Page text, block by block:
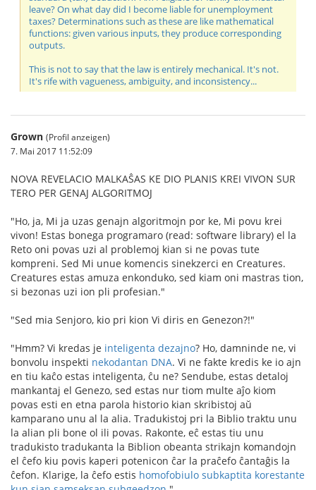
leave? On what day did I become liable for unemployment
taxes? Determinations such as these are like mathematical
functions: given various inputs, they produce corresponding
outputs.
This is not to say that the law is entirely mechanical. It's not.
It's rife with vagueness, ambiguity, and inconsistency...
Grown (Profil anzeigen)
7. Mai 2017 11:52:09
NOVA REVELACIO MALKAŜAS KE DIO PLANIS KREI VIVON SUR
TERO PER GENAJ ALGORITMOJ
"Ho, ja, Mi ja uzas genajn algoritmojn por ke, Mi povu krei
vivon! Estas bonega programaro (read: software library) el la
Reto oni povas uzi al problemoj kian si ne povas tute
kompreni. Sed Mi unue komencis sinekzerci en Creatures.
Creatures estas amuza enkonduko, sed kiam oni mastras tion,
si bezonas uzi ion pli profesian."
"Sed mia Senjoro, kio pri kion Vi diris en Genezon?!"
"Hmm? Vi kredas je inteligenta dezajno? Ho, damninde ne, vi
bonvolu inspekti nekodantan DNA. Vi ne fakte kredis ke io ajn
en tiu kaĉo estas inteligenta, ĉu ne? Sendube, estas detaloj
mankantaj el Genezo, sed estas nur tiom multe aĵo kiom
povas esti en etna parola historio kian skribistoj aŭ
kamparano unu al la alia. Tradukistoj pri la Biblio traktu unu
la alian pli bone ol ili povas. Rakonte, eĉ estas tiu unu
tradukisto tradukanta la Biblion obeanta strikajn komandojn
el ĉefo kiu povis kaperi potenicon ĉar la praĉefo ĉantaĝis la
ĉefon. Klarige, la ĉefo estis homofobiulo subkaptita korestante